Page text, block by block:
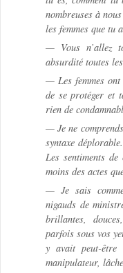
nombreuses à
les femmes que tu
— Vous n’allez
absurdité toutes
— Les femmes
de se protéger et
rien de
— Je ne
syntaxe
Les sentiments
moins des actes
— Je sais
nigauds de
brillantes,
parfois sous vos
y avait peut-être
manipulateur,